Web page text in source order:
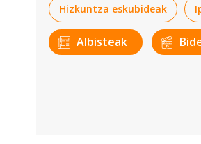
Hizkuntza eskubideak
Albisteak